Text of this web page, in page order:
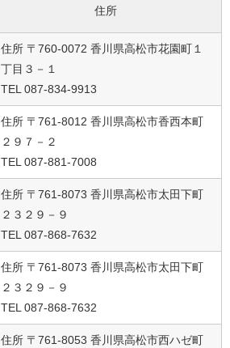
住所
住所 〒760-0072 香川県高松市花園町１
丁目３－１
TEL 087-834-9913
住所 〒761-8012 香川県高松市香西本町
２９７－２
TEL 087-881-7008
住所 〒761-8073 香川県高松市太田下町
２３２９－９
TEL 087-868-7632
住所 〒761-8073 香川県高松市太田下町
２３２９－９
TEL 087-868-7632
住所 〒761-8053 香川県高松市西ハゼ町